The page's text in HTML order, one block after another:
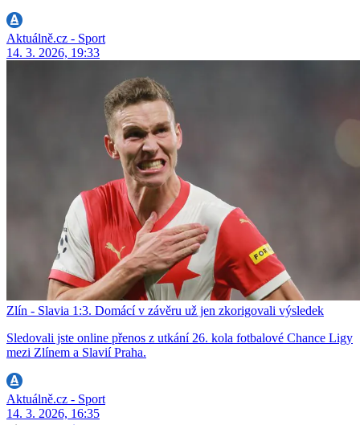
Aktuálně.cz - Sport
14. 3. 2026, 19:33
Zlín - Slavia 1:3. Domácí v závěru už jen zkorigovali výsledek
Sledovali jste online přenos z utkání 26. kola fotbalové Chance Ligy
mezi Zlínem a Slavií Praha.
Aktuálně.cz - Sport
14. 3. 2026, 16:35